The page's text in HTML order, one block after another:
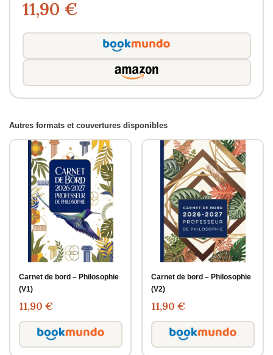
11,90 €
Autres formats et couvertures disponibles
Carnet de bord – Philosophie
(V1)
11,90 €
Carnet de bord – Philosophie
(V2)
11,90 €